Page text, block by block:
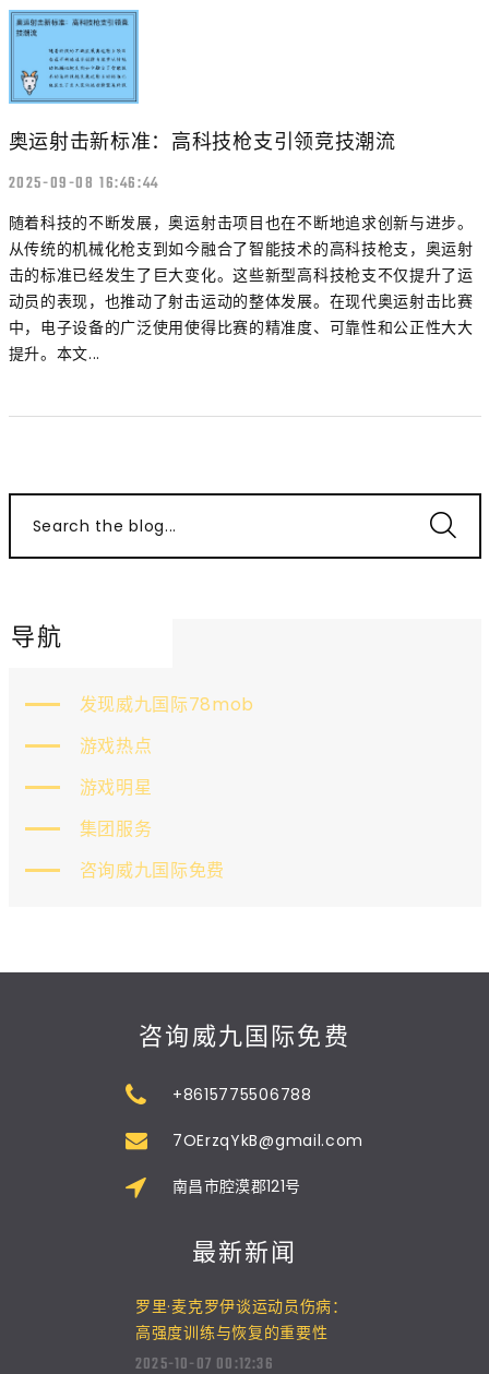
奥运射击新标准：高科技枪支引领竞技潮流
2025-09-08 16:46:44
随着科技的不断发展，奥运射击项目也在不断地追求创新与进步。
从传统的机械化枪支到如今融合了智能技术的高科技枪支，奥运射
击的标准已经发生了巨大变化。这些新型高科技枪支不仅提升了运
动员的表现，也推动了射击运动的整体发展。在现代奥运射击比赛
中，电子设备的广泛使用使得比赛的精准度、可靠性和公正性大大
提升。本文...
Search the blog...
导航
发现威九国际78mob
游戏热点
游戏明星
集团服务
咨询威九国际免费
咨询威九国际免费
+8615775506788
7OErzqYkB@gmail.com
南昌市腔漠郡121号
最新新闻
罗里·麦克罗伊谈运动员伤病：
高强度训练与恢复的重要性
2025-10-07 00:12:36